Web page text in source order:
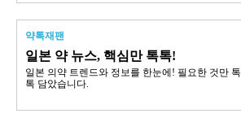
약톡재팬
일본 약 뉴스, 핵심만 톡톡!
일본 의약 트렌드와 정보를 한눈에! 필요한 것만 톡
톡 담았습니다.